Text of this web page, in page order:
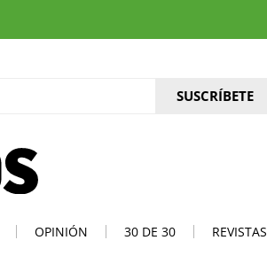
SUSCRÍBETE
OPINIÓN 30 DE 30 REVISTAS